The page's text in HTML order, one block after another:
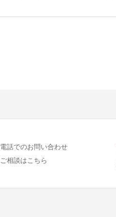
電話でのお問い合わせ
ご相談はこちら